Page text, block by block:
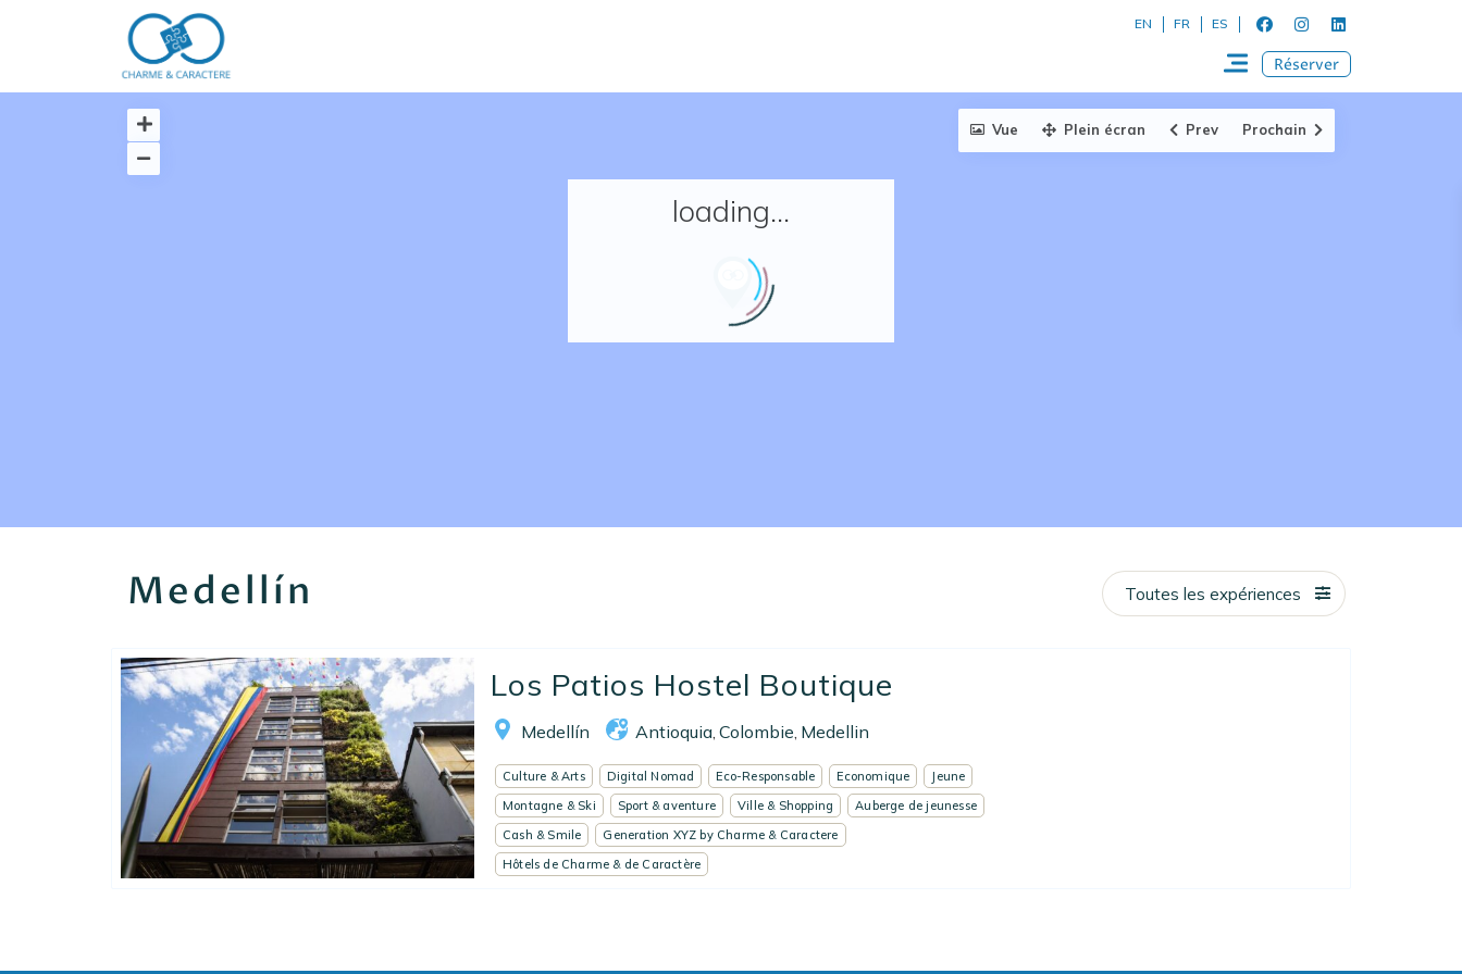
Réserver un séjour
EN FR ES
Réserver
loading...
Vue Plein écran Prev Prochain
Medellín Toutes les expériences
Los Patios Hostel Boutique
Medellín Antioquia Colombie Medellin
Culture & Arts Digital Nomad Eco-Responsable Economique
Jeune
Montagne & Ski
Sport & aventure Ville & Shopping
Auberge de jeunesse
Cash & Smile
Generation XYZ by Charme & Caractere
Hôtels de Charme & de Caractère